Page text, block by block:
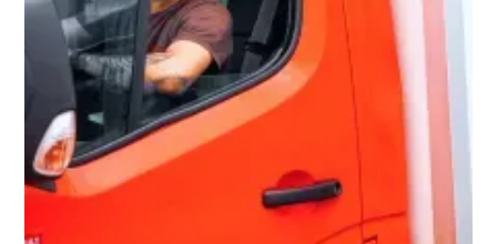
Erfahren
Grenzenlos umziehen: